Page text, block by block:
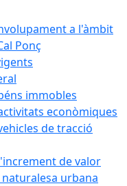
a l'àmbit
Ponç
immobles
econòmiques
de tracció
de valor
urbana